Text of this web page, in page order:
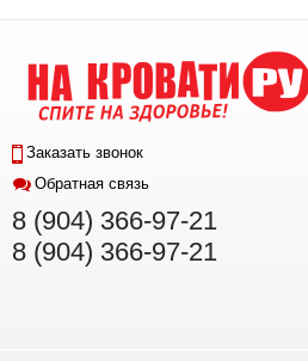
Заказать звонок
Обратная связь
8 (904) 366-97-21
8 (904) 366-97-21